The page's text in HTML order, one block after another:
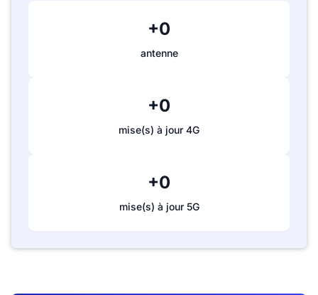
+0
antenne
+0
mise(s) à jour 4G
+0
mise(s) à jour 5G